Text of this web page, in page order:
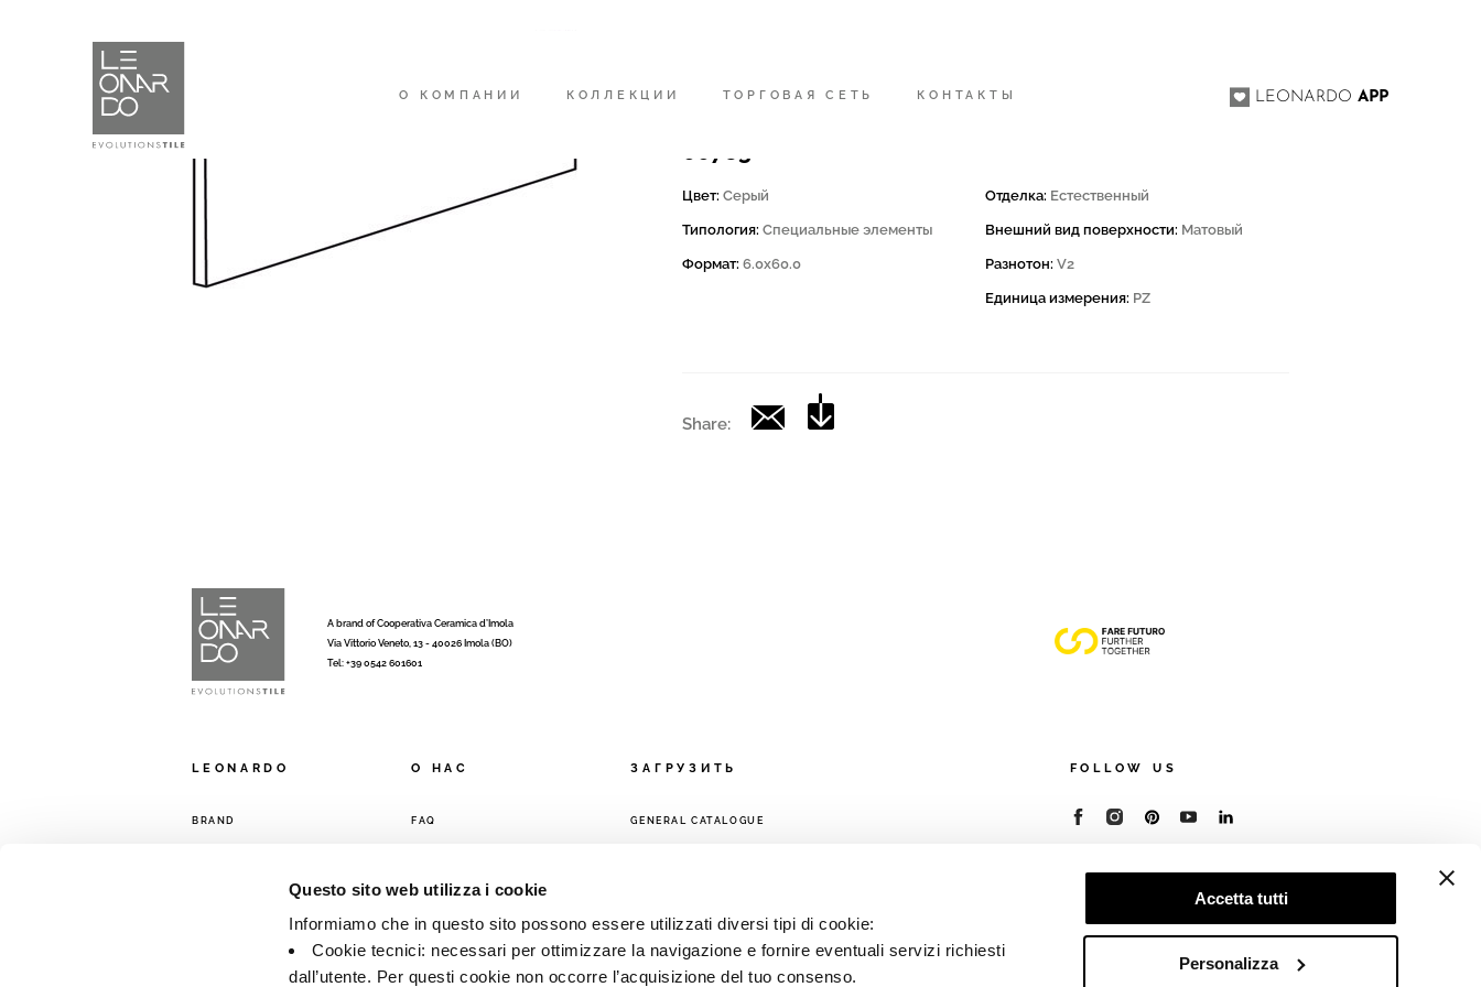
Questo sito web utilizza i cookie
Informiamo che in questo sito possono essere utilizzati diversi tipi di cookie:
Cookie tecnici: necessari per ottimizzare la navigazione e fornire eventuali servizi richiesti
dall’utente. Per questi cookie non occorre l’acquisizione del tuo consenso.
Accetta tutti
Personalizza
О КОМПАНИИ КОЛЛЕКЦИИ ТОРГОВАЯ СЕТЬ КОНТАКТЫ LEONARDOAPP
00783
Цвет: Серый
Типология: Специальные элементы
Формат: 6.0x60.0
Отделка: Естественный
Внешний вид поверхности: Матовый
Разнотон: V2
Единица измерения: PZ
Share:
A brand of Cooperativa Ceramica d’Imola
Via Vittorio Veneto, 13 - 40026 Imola (BO)
Tel: +39 0542 601601
LEONARDO
BRAND
O HAC
FAQ
ЗАГРУЗИТЬ
GENERAL CATALOGUE
FOLLOW US
© 2026 - Cooperativa Ceramica d’Imola
R.E.A. BO 5545